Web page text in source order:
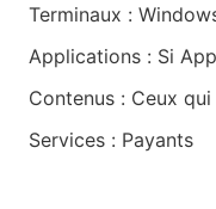
Terminaux :
Applications : Si
Contenus : Ceux
Services : Payants